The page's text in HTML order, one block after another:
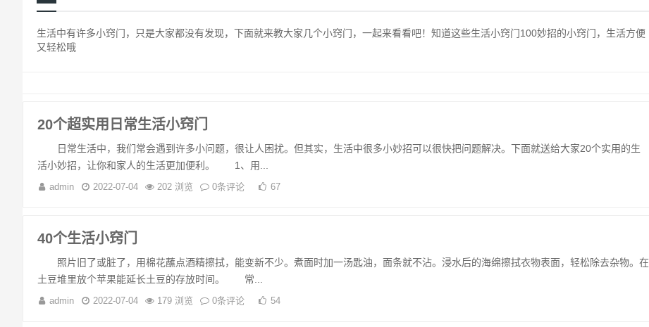
生活中有许多小窍门，只是大家都没有发现，下面就来教大家几个小窍门，一起来看看吧！知道这些生活小窍门100妙招的小窍门，生活方便
又轻松哦
20个超实用日常生活小窍门
日常生活中，我们常会遇到许多小问题，很让人困扰。但其实，生活中很多小妙招可以很快把问题解决。下面就送给大家20个实用的生
活小妙招，让你和家人的生活更加便利。 1、用...
admin 2022-07-04 202 浏览 0条评论 67
40个生活小窍门
照片旧了或脏了，用棉花蘸点酒精擦拭，能变新不少。煮面时加一汤匙油，面条就不沾。浸水后的海绵擦拭衣物表面，轻松除去杂物。在
土豆堆里放个苹果能延长土豆的存放时间。 常...
admin 2022-07-04 179 浏览 0条评论 54